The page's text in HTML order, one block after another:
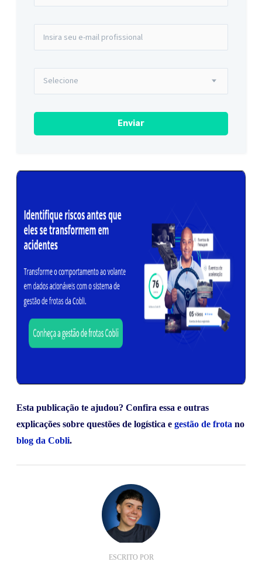
Esta publicação te ajudou? Confira essa e outras
explicações sobre questões de logística e gestão de frota no
blog da Cobli.
ESCRITO POR